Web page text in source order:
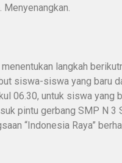
Menyenangkan.
langkah
siswa-siswa yang baru
06.30, untuk siswa
pintu gerbang SMP N
“Indonesia Raya”